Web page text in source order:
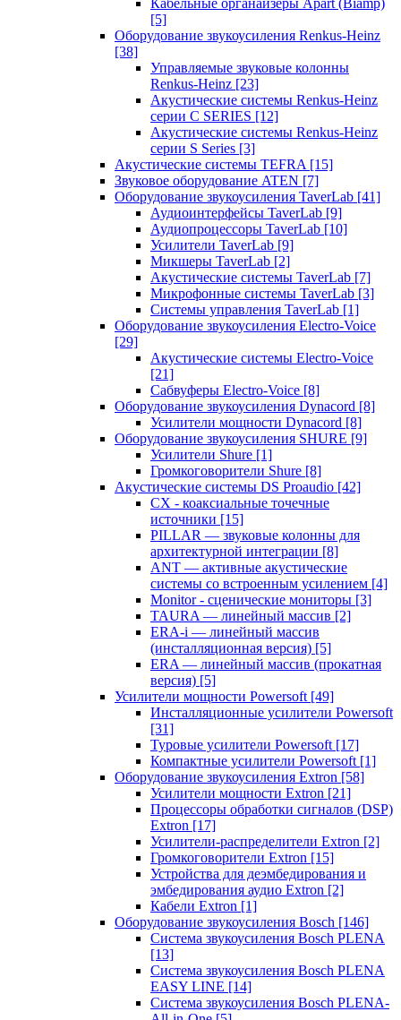
Кабельные органайзеры Apart (Biamp)
[5]
Оборудование звукоусиления Renkus-Heinz
[38]
Управляемые звуковые колонны
Renkus-Heinz [23]
Акустические системы Renkus-Heinz
серии C SERIES [12]
Акустические системы Renkus-Heinz
серии S Series [3]
Акустические системы TEFRA [15]
Звуковое оборудование ATEN [7]
Оборудование звукоусиления TaverLab [41]
Аудиоинтерфейсы TaverLab [9]
Аудиопроцессоры TaverLab [10]
Усилители TaverLab [9]
Микшеры TaverLab [2]
Акустические системы TaverLab [7]
Микрофонные системы TaverLab [3]
Системы управления TaverLab [1]
Оборудование звукоусиления Electro-Voice
[29]
Акустические системы Electro-Voice
[21]
Сабвуферы Electro-Voice [8]
Оборудование звукоусиления Dynacord [8]
Усилители мощности Dynacord [8]
Оборудование звукоусиления SHURE [9]
Усилители Shure [1]
Громкоговорители Shure [8]
Акустические системы DS Proaudio [42]
CX - коаксиальные точечные
источники [15]
PILLAR — звуковые колонны для
архитектурной интеграции [8]
ANT — активные акустические
системы со встроенным усилением [4]
Monitor - сценические мониторы [3]
TAURA — линейный массив [2]
ERA-i — линейный массив
(инсталляционная версия) [5]
ERA — линейный массив (прокатная
версия) [5]
Усилители мощности Powersoft [49]
Инсталляционные усилители Powersoft
[31]
Туровые усилители Powersoft [17]
Компактные усилители Powersoft [1]
Оборудование звукоусиления Extron [58]
Усилители мощности Extron [21]
Процессоры обработки сигналов (DSP)
Extron [17]
Усилители-распределители Extron [2]
Громкоговорители Extron [15]
Устройства для деэмбедирования и
эмбедирования аудио Extron [2]
Кабели Extron [1]
Оборудование звукоусиления Bosch [146]
Система звукоусиления Bosch PLENA
[13]
Система звукоусиления Bosch PLENA
EASY LINE [14]
Система звукоусиления Bosch PLENA-